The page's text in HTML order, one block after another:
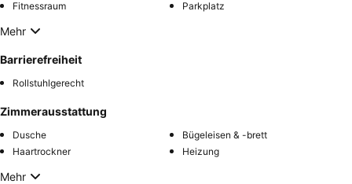
Fitnessraum Parkplatz
Mehr
Barrierefreiheit
Rollstuhlgerecht
Zimmerausstattung
Dusche
Bügeleisen & -brett
Haartrockner
Heizung
Mehr